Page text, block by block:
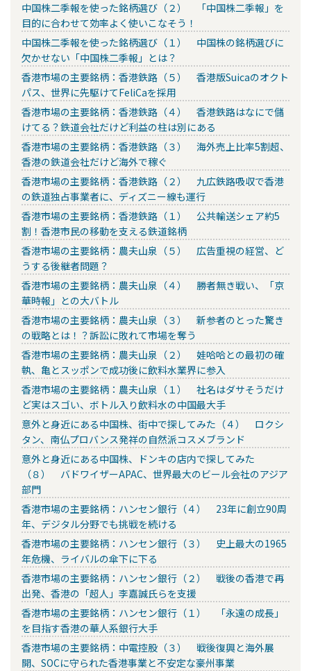
中国株二季報を使った銘柄選び（２） 「中国株二季報」を
目的に合わせて効率よく使いこなそう！
中国株二季報を使った銘柄選び（１） 中国株の銘柄選びに
欠かせない「中国株二季報」とは？
香港市場の主要銘柄：香港鉄路（５） 香港版Suicaのオクト
パス、世界に先駆けてFeliCaを採用
香港市場の主要銘柄：香港鉄路（４） 香港鉄路はなにで儲
けてる？鉄道会社だけど利益の柱は別にある
香港市場の主要銘柄：香港鉄路（３） 海外売上比率5割超、
香港の鉄道会社だけど海外で稼ぐ
香港市場の主要銘柄：香港鉄路（２） 九広鉄路吸収で香港
の鉄道独占事業者に、ディズニー線も運行
香港市場の主要銘柄：香港鉄路（１） 公共輸送シェア約5
割！香港市民の移動を支える鉄道銘柄
香港市場の主要銘柄：農夫山泉（５） 広告重視の経営、ど
うする後継者問題？
香港市場の主要銘柄：農夫山泉（４） 勝者無き戦い、「京
華時報」との大バトル
香港市場の主要銘柄：農夫山泉（３） 新参者のとった驚き
の戦略とは！？訴訟に敗れて市場を奪う
香港市場の主要銘柄：農夫山泉（２） 娃哈哈との最初の確
執、亀とスッポンで成功後に飲料水業界に参入
香港市場の主要銘柄：農夫山泉（１） 社名はダサそうだけ
ど実はスゴい、ボトル入り飲料水の中国最大手
意外と身近にある中国株、街中で探してみた（４） ロクシ
タン、南仏プロバンス発祥の自然派コスメブランド
意外と身近にある中国株、ドンキの店内で探してみた
（８） バドワイザーAPAC、世界最大のビール会社のアジア
部門
香港市場の主要銘柄：ハンセン銀行（４） 23年に創立90周
年、デジタル分野でも挑戦を続ける
香港市場の主要銘柄：ハンセン銀行（３） 史上最大の1965
年危機、ライバルの傘下に下る
香港市場の主要銘柄：ハンセン銀行（２） 戦後の香港で再
出発、香港の「超人」李嘉誠氏らを支援
香港市場の主要銘柄：ハンセン銀行（１） 「永遠の成長」
を目指す香港の華人系銀行大手
香港市場の主要銘柄：中電控股（３） 戦後復興と海外展
開、SOCに守られた香港事業と不安定な豪州事業